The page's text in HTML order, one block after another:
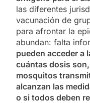
las diferentes
vacunación de
para afrontar la
abundan: falta
pueden acceder a
cuántas dosis
mosquitos
alcanzan las
o si todos deben